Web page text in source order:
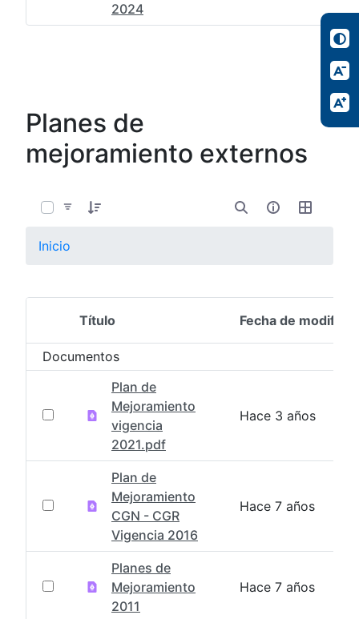
2024
Planes de
mejoramiento externos
Inicio
Selección del elemento
Título Fecha de
Documentos
Plan de
Mejoramiento
vigencia
2021.pdf
Hace 3 años
Plan de
Mejoramiento
CGN - CGR
Vigencia 2016
Hace 7 años
Planes de
Mejoramiento
2011
Hace 7 años